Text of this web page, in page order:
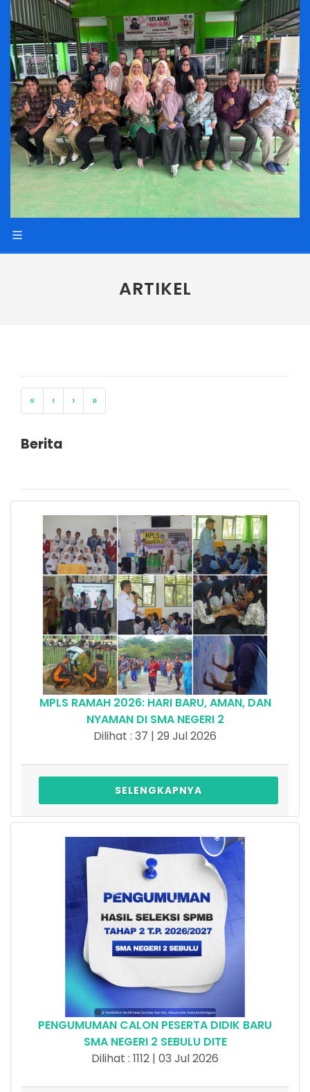
ARTIKEL
« ‹ › »
Berita
MPLS RAMAH 2026: HARI BARU, AMAN, DAN
NYAMAN DI SMA NEGERI 2
Dilihat : 37 | 29 Jul 2026
SELENGKAPNYA
PENGUMUMAN CALON PESERTA DIDIK BARU
SMA NEGERI 2 SEBULU DITE
Dilihat : 1112 | 03 Jul 2026